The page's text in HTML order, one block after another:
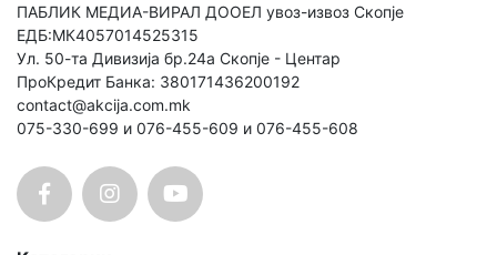
ПАБЛИК МЕДИА-ВИРАЛ ДООЕЛ увоз-извоз Скопје
ЕДБ:МК4057014525315
Ул. 50-та Дивизија бр.24а Скопје - Центар
ПроКредит Банка: 380171436200192
contact@akcija.com.mk
075-330-699 и 076-455-609 и 076-455-608